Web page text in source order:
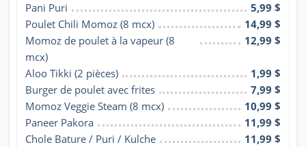
Pani Puri
5,99 $
Poulet Chili Momoz (8 mcx)
14,99 $
Momoz de poulet à la vapeur (8
mcx)
12,99 $
Aloo Tikki (2 pièces)
1,99 $
Burger de poulet avec frites
7,99 $
Momoz Veggie Steam (8 mcx)
10,99 $
Paneer Pakora
11,99 $
Chole Bature / Puri / Kulche
11,99 $